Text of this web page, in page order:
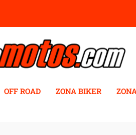
OFF ROAD ZONA BIKER